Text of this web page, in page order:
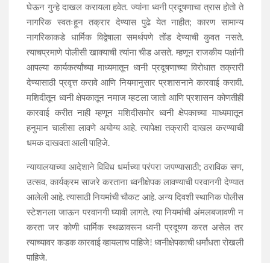
घेऊन गुन्हे दाखल करायला हवेत. ज्यांना ध्वनी प्रदूषणाचा त्रास होतो ते
नागरिक स्वतःहून तक्रार देण्यास पुढे येत नाहीत; कारण सामान्य
नागरिकाकडे धार्मिक विद्वेषाला समर्थपणे तोंड देण्याची कुवत नसते.
त्याचप्रमाणे पोलीसी खाक्याची त्यांना चीड असते. म्हणून राजकीय पक्षांनी
आपल्या कार्यकर्त्यांच्या माध्यमातून ध्वनी प्रदूषणाच्या विरोधात तक्रारी
देण्यासाठी प्रवृत्त करावे आणि नियमानुसार प्रशासनाने कारवाई करावी.
मशिदीतून ध्वनी क्षेपकातून नमाज म्हटला जातो आणि प्रशासन कोणतीही
कारवाई करीत नाही म्हणून मशिदीसमोर ध्वनी क्षेपकाच्या माध्यमातून
हनुमान चालीसा लावणे अयोग्य आहे. त्यापेक्षा तक्रारी दाखल करण्याची
धमक दाखवता आली पाहिजे.
न्यायालयाच्या आदेशाने विविध धर्माच्या परंपरा जपण्यासाठी; ठराविक सण,
उत्सव, कार्यक्रम साजरे करताना ध्वनीक्षेपक लावण्याची परवानगी देण्यात
आलेली आहे. त्यासाठी नियमांची चौकट आहे. अन्य दिवशी स्थानिक पोलीस
स्टेशनला जाऊन परवानगी घ्यावी लागते. त्या नियमांची अंमलबजावणी न
करता जर कोणी धार्मिक स्थळावरून ध्वनी प्रदूषण करत असेल तर
त्याच्यावर कडक कारवाई व्हायलाच पाहिजे! ध्वनीक्षेपकाची धर्मांधता रोखली
पाहिजे.